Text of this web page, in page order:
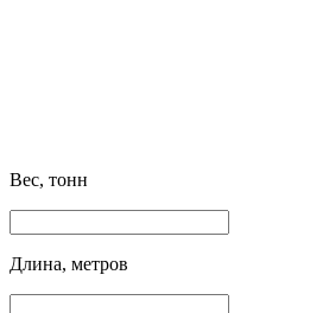
Вес, тонн
Длина, метров